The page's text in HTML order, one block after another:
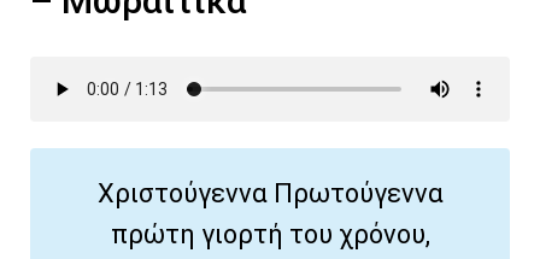
Χριστούγεννα Πρωτούγεννα
πρώτη γιορτή του χρόνου,